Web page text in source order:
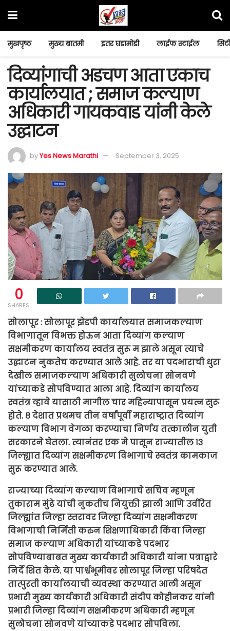
मुखपृष्ठ मुख्य बातमी इतर घडामोडी लाईफ स्टाईल
दिव्यांगाची अडचण आता एकाच
कार्यालयात ; समाज कल्याण
अधिकारी गायकवाड यांनी केले
उद्घाटन
byYes News Marathi September 3, 2025
0
SHARES
सोलापूर : सोलापूर झेडपी कार्यालयात समाजकल्याण
विभागातून विभक्त होऊन आता दिव्यांग कल्याण
सक्षमीकरण कार्यालय स्वतंत्र सुरू म झाले असून त्याचे
उद्घाटन नुकतेच करण्यात आले आहे. तर या पदभाराची धुरा
देखील समाजकल्याण अधिकारी सुलोचना सोनवणे
यांच्याकडे सोपविण्यात आला आहे. दिव्यांग कार्यालय
स्वतंत्र व्हावे यासाठी मागील चार महिन्यापासून प्रयत्न सुरू
होते. ८ देशात प्रथमच तीन वर्षांपूर्वी महाराष्ट्रात दिव्यांग
कल्याण विभाग वेगळा करण्याचा निर्णय तत्कालीन युती
सरकारने घेतला. त्यानंतर एक मे पासून राज्यातील १३
जिल्ह्यात दिव्यांग सक्षमीकरण विभागाचे स्वतंत्र कामकाज
सुरू करण्यात आले.
राज्याच्या दिव्यांग कल्याण विभागाचे सचिव म्हणून
तुकाराम मुंढे यांची नुकतीच नियुक्ती झाली आणि उर्वरित
जिल्ह्यांत जिल्हा स्तरावर जिल्हा दिव्यांग सक्षमीकरण
विभागाची निर्मिती करुन शिक्षणाधिकारी किंवा जिल्हा
समाज कल्याण अधिकारी यांच्याकडे पदभार
सोपविण्याबाबत मुख्य कार्यकारी अधिकारी यांना पत्राद्वारे
निर्दे शित केले. या पार्श्वभूमीवर सोलापूर जिल्हा परिषदेत
तात्पुरती कार्यालयाची व्यवस्था करण्यात आली असून
प्रभारी मुख्य कार्यकारी अधिकारी संदीप कोहीनकर यांनी
प्रभारी जिल्हा दिव्यांग सक्षमीकरण अधिकारी म्हणून
सुलोचना सोनवणे यांच्याकडे पदभार सोपविला.